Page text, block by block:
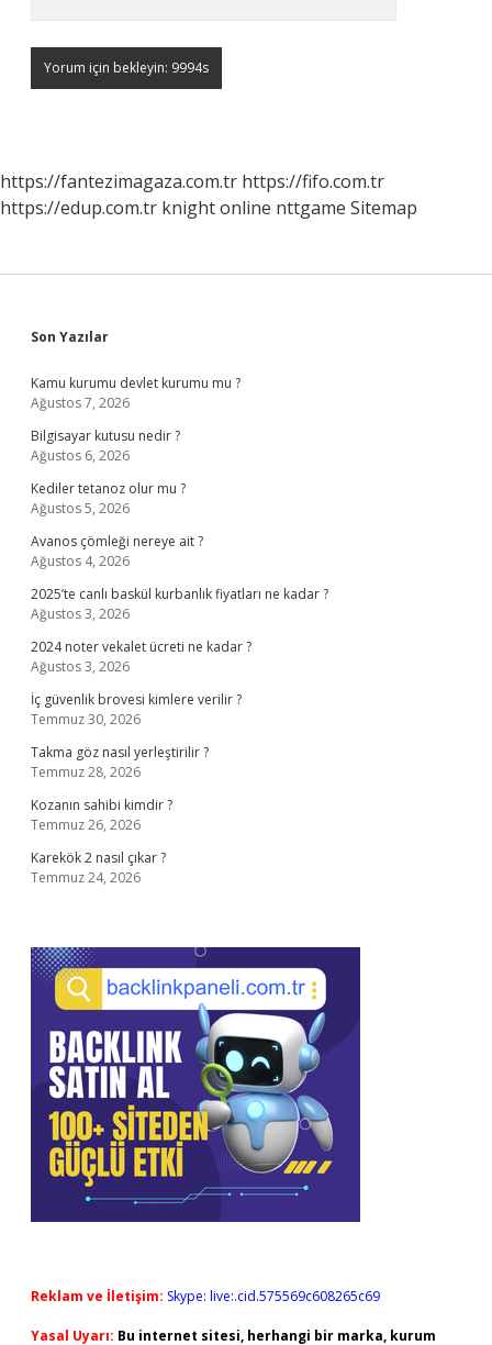
https://fantezimagaza.com.tr https://fifo.com.tr
https://edup.com.tr knight online nttgame Sitemap
Sidebar
Son Yazılar
Kamu kurumu devlet kurumu mu ?
Ağustos 7, 2026
Bilgisayar kutusu nedir ?
Ağustos 6, 2026
Kediler tetanoz olur mu ?
Ağustos 5, 2026
Avanos çömleği nereye ait ?
Ağustos 4, 2026
2025’te canlı baskül kurbanlık fiyatları ne kadar ?
Ağustos 3, 2026
2024 noter vekalet ücreti ne kadar ?
Ağustos 3, 2026
İç güvenlik brovesi kimlere verilir ?
Temmuz 30, 2026
Takma göz nasıl yerleştirilir ?
Temmuz 28, 2026
Kozanın sahibi kimdir ?
Temmuz 26, 2026
Karekök 2 nasıl çıkar ?
Temmuz 24, 2026
Reklam ve İletişim: Skype: live:.cid.575569c608265c69
Yasal Uyarı: Bu internet sitesi, herhangi bir marka, kurum